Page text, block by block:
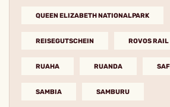
QUEEN ELIZABETH NATIONALPARK
REISEGUTSCHEIN ROVOS RAIL
RUAHA RUANDA
SAMBIA SAMBURU